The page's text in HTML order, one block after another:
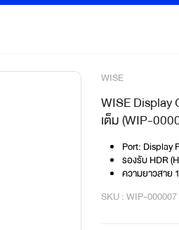
WISE
WISE
เต็ม (WIP-
Port: Display
รองรับ HDR
ความยาวสาย
SKU : WIP-000007